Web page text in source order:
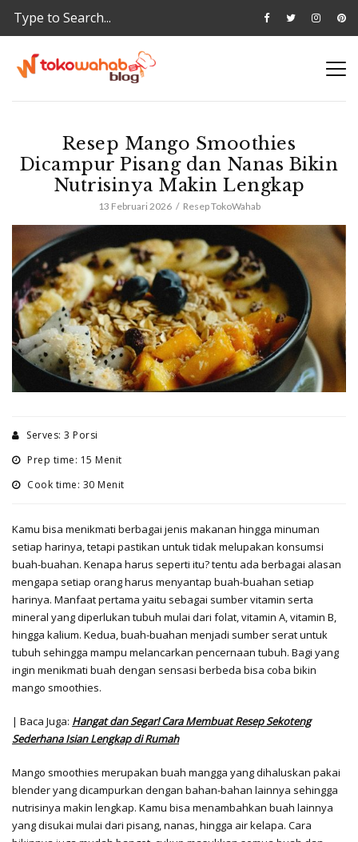
Resep Mango Smoothies
Dicampur Pisang dan Nanas Bikin
Nutrisinya Makin Lengkap
13 Februari 2026 Resep TokoWahab
Serves: 3 Porsi
Prep time: 15 Menit
Cook time: 30 Menit
Kamu bisa menikmati berbagai jenis makanan hingga minuman
setiap harinya, tetapi pastikan untuk tidak melupakan konsumsi
buah-buahan. Kenapa harus seperti itu? tentu ada berbagai alasan
mengapa setiap orang harus menyantap buah-buahan setiap
harinya. Manfaat pertama yaitu sebagai sumber vitamin serta
mineral yang diperlukan tubuh mulai dari folat, vitamin A, vitamin B,
hingga kalium. Kedua, buah-buahan menjadi sumber serat untuk
tubuh sehingga mampu melancarkan pencernaan tubuh. Bagi yang
ingin menikmati buah dengan sensasi berbeda bisa coba bikin
mango smoothies.
| Baca Juga: Hangat dan Segar! Cara Membuat Resep Sekoteng
Sederhana Isian Lengkap di Rumah
Mango smoothies merupakan buah mangga yang dihaluskan pakai
blender yang dicampurkan dengan bahan-bahan lainnya sehingga
nutrisinya makin lengkap. Kamu bisa menambahkan buah lainnya
yang disukai mulai dari pisang, nanas, hingga air kelapa. Cara